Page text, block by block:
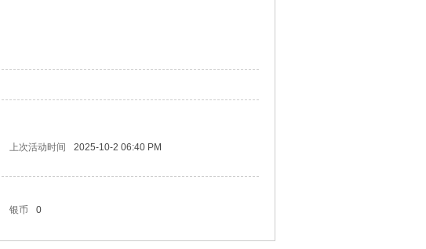
上次活动时间
2025-10-2 06:40 PM
银币 0